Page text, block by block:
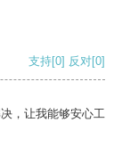
支持[0] 反对[0]
，让我能够安心工